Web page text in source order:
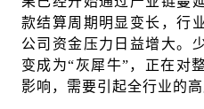
款结算周期明显变长，行
公司资金压力日益增大。
变成为“灰犀牛”，正在对
影响，需要引起全行业的高